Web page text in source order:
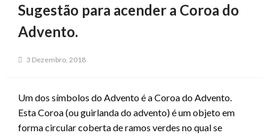
Sugestão para acender a Coroa do
Advento.
3 Dezembro, 2018
Um dos símbolos do Advento é a Coroa do Advento.
Esta Coroa (ou guirlanda do advento) é um objeto em
forma circular coberta de ramos verdes no qual se